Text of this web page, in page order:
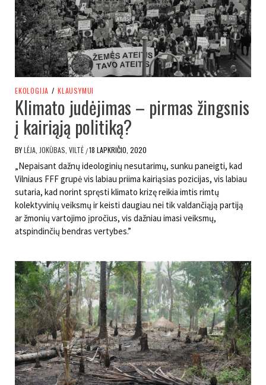
EKOLOGIJA / KLAUSYMUI
Klimato judėjimas – pirmas žingsnis
į kairiąją politiką?
BYLĖJA, JOKŪBAS, VILTĖ /18 LAPKRIČIO, 2020
„Nepaisant dažnų ideologinių nesutarimų, sunku paneigti, kad
Vilniaus FFF grupė vis labiau priima kairiąsias pozicijas, vis labiau
sutaria, kad norint spręsti klimato krizę reikia imtis rimtų
kolektyvinių veiksmų ir keisti daugiau nei tik valdančiąją partiją
ar žmonių vartojimo įpročius, vis dažniau imasi veiksmų,
atspindinčių bendras vertybes.”